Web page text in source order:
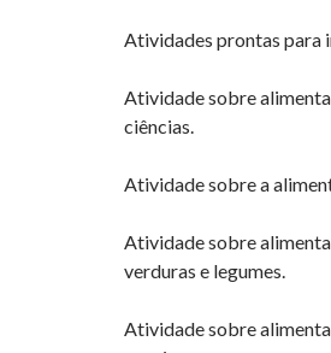
Atividades prontas para
Atividade sobre
ciências.
Atividade sobre a
Atividade sobre
verduras e legumes.
Atividade sobre